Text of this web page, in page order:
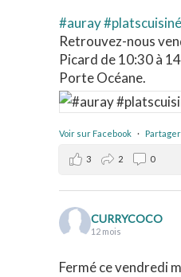
#auray
Retrouvez-nous
Picard de 10:30 à
Porte Océane.
Voir sur Facebook · Partager
3 2 0
CURRYCOCO
12 mois
Fermé ce vendredi